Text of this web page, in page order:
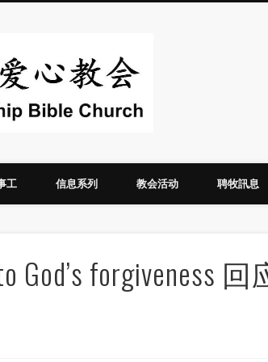
工 信息系列 教会活动 聘牧訊息
God’s forgiveness